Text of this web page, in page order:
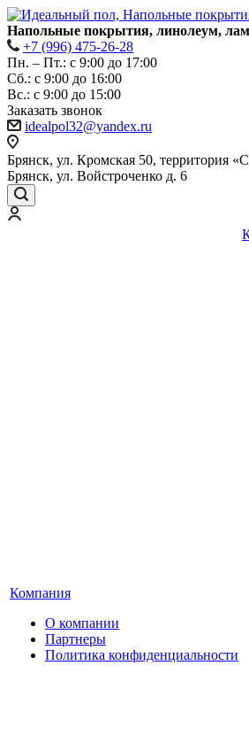
Напольные покрытия, линолеум,
+7 (996) 475-26-28
Пн. – Пт.: с 9:00 до 17:00
Сб.: с 9:00 до 16:00
Bc.: с 9:00 до 15:00
Заказать звонок
idealpol32@yandex.ru
Брянск, ул. Кромская 50, территория
Брянск, ул. Войстроченко д. 6
Компания
О компании
Партнеры
Политика конфиденциальности